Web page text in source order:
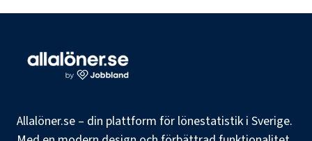
Allalöner.se – din plattform för lönestatistik i Sverige.